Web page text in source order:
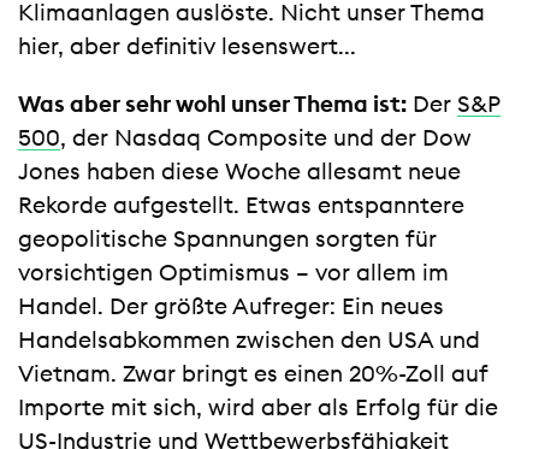
Klimaanlagen auslöste. Nicht unser Thema
hier, aber definitiv lesenswert...
Was aber sehr wohl unser Thema ist: Der S&P
500, der Nasdaq Composite und der Dow
Jones haben diese Woche allesamt neue
Rekorde aufgestellt. Etwas entspanntere
geopolitische Spannungen sorgten für
vorsichtigen Optimismus – vor allem im
Handel. Der größte Aufreger: Ein neues
Handelsabkommen zwischen den USA und
Vietnam. Zwar bringt es einen 20%-Zoll auf
Importe mit sich, wird aber als Erfolg für die
US-Industrie und Wettbewerbsfähigkeit